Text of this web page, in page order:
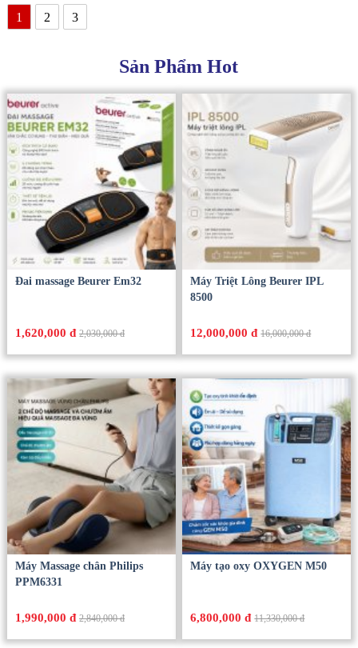
1 2 3
Sản Phẩm Hot
Đai massage Beurer Em32
1,620,000 đ 2,030,000 đ
Máy Triệt Lông Beurer IPL
8500
12,000,000 đ 16,000,000 đ
Máy Massage chân Philips
PPM6331
1,990,000 đ 2,840,000 đ
Máy tạo oxy OXYGEN M50
6,800,000 đ 11,330,000 đ